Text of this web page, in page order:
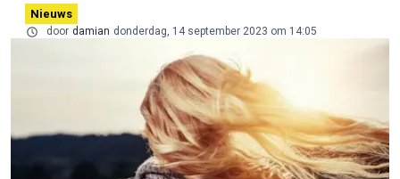
Nieuws
door damian donderdag, 14 september 2023 om 14:05